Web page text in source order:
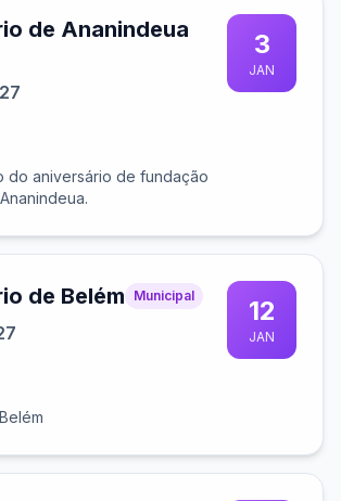
de Ananindeua
do aniversário de fundação
3
JAN
de Belém Municipal 12
JAN